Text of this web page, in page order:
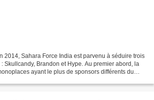
2014, Sahara Force India est parvenu à séduire trois
Skullcandy, Brandon et Hype. Au premier abord, la
ayant le plus de sponsors différents du